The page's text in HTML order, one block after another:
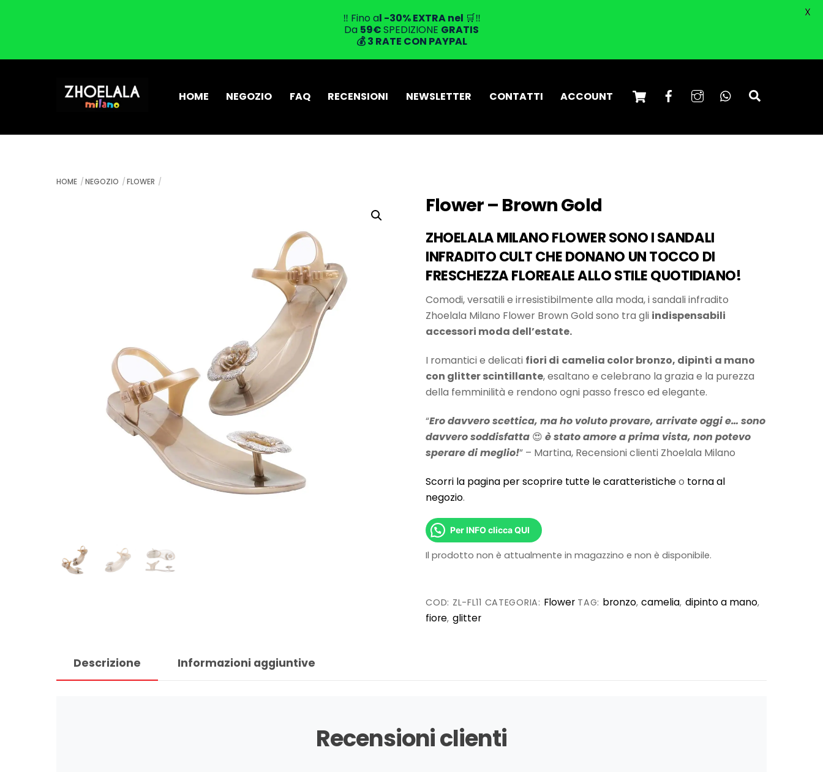
Cart FacebookInstagramWhatsApp
HOME NEGOZIO FAQ RECENSIONI NEWSLETTER CONTATTI ACCOUNT
HOME NEGOZIO FLOWER
Flower – Brown Gold
ZHOELALA MILANO FLOWER SONO I SANDALI
INFRADITO CULT CHE DONANO UN TOCCO DI
FRESCHEZZA FLOREALE ALLO STILE QUOTIDIANO!
Comodi, versatili e irresistibilmente alla moda, i sandali infradito
Zhoelala Milano Flower Brown Gold sono tra gli indispensabili
accessori moda dell’estate.
I romantici e delicati fiori di camelia color bronzo, dipinti a mano
con glitter scintillante, esaltano e celebrano la grazia e la purezza
della femminilità e rendono ogni passo fresco ed elegante.
“Ero davvero scettica, ma ho voluto provare, arrivate oggi e… sono
davvero soddisfatta 😍è stato amore a prima vista, non potevo
sperare di meglio!” – Martina, Recensioni clienti Zhoelala Milano
Scorri la pagina per scoprire tutte le caratteristicheo torna al
negozio.
Per INFO clicca QUI
Il prodotto non è attualmente in magazzino e non è disponibile.
COD: ZL-FL11 CATEGORIA: Flower TAG: bronzo,camelia, dipinto a mano,
fiore, glitter
Descrizione Informazioni aggiuntive
Recensioni clienti
‼️ Fino al -30% EXTRAnel 🛒‼️
Da 59€SPEDIZIONE GRATIS
💰3 RATE CON PAYPAL
X